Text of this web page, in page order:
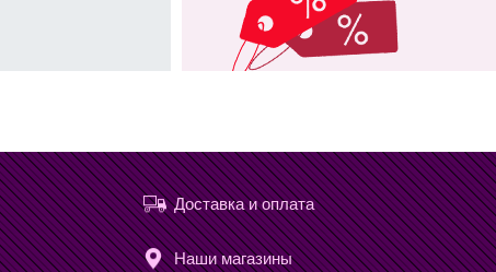
Доставка и оплата
Наши магазины